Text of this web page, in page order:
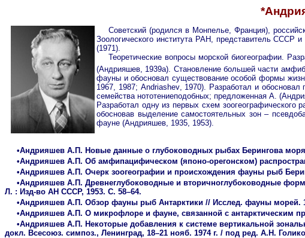
Советский (родился в Монпелье, Франция),
Зоологического института РАН, представитель СССР
(1971).
Теоретические вопросы морской биогеографии.
(Андрияшев, 1939а). Становление большей части
фауны и обосновал существование особой формы
1967, 1987; Andriashev, 1970). Разработал и обосновал
семейства нототениеподобных; предложенная А.
Разработал одну из первых схем
обосновав выделение самостоятельных зон –
фауне (Андрияшев, 1935, 1953).
•Андрияшев А.П. Новые данные о глубоководных рыбах Берингова
•Андрияшев А.П. Об амфипацифическом (японо-орегонском)
•Андрияшев А.П. Очерк зоогеографии и происхождения фауны рыб
•Андрияшев А.П. Древнеглубоководные и вторичноглубоководные
Л. : Изд-во АН СССР, 1953. С. 58–64.
•Андрияшев А.П. Обзор фауны рыб Антарктики // Исслед. фауны морей.
•Андрияшев А.П. О микрофлоре и фауне, связанной с антарктическим
•Андрияшев А.П. Некоторые добавления к системе вертикальной
докл. Всесоюз. симпоз., Ленинград, 18–21 нояб. 1974 г. / под ред. А.Н.